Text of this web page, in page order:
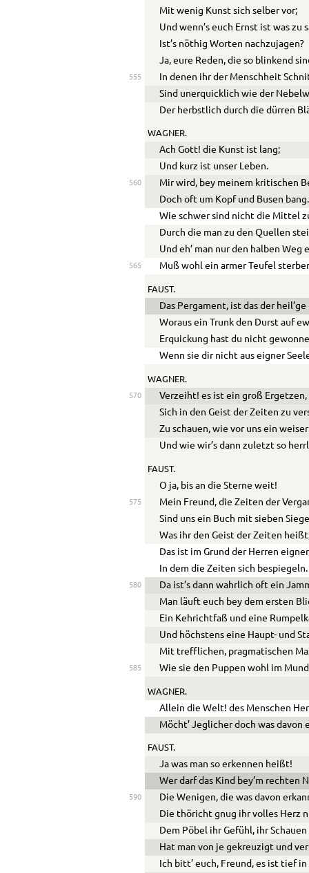
Mit wenig Kunst sich selber vor;
Und wenn’s euch Ernst ist was zu
Ist’s nöthig Worten nachzujagen?
Ja, eure Reden, die so blinkend
555
In denen ihr der Menschheit
Sind unerquicklich wie der
Der herbstlich durch die dürren
WAGNER.
Ach Gott! die Kunst ist lang;
Und kurz ist unser Leben.
560
Mir wird, bey meinem kritischen
Doch oft um Kopf und Busen bang.
Wie schwer sind nicht die Mittel
Durch die man zu den Quellen
Und eh’ man nur den halben Weg
565 Muß wohl ein armer Teufel
FAUST.
Das Pergament, ist das der
Woraus ein Trunk den Durst auf
Erquickung hast du nicht
Wenn sie dir nicht aus eigner
WAGNER.
570
Verzeiht! es ist ein groß Ergetzen,
Sich in den Geist der Zeiten zu
Zu schauen, wie vor uns ein
Und wie wir’s dann zuletzt so
FAUST.
O ja, bis an die Sterne weit!
575
Mein Freund, die Zeiten der
Sind uns ein Buch mit sieben
Was ihr den Geist der Zeiten
Das ist im Grund der Herren
In dem die Zeiten sich bespiegeln.
580
Da ist’s dann wahrlich oft ein
Man läuft euch bey dem ersten
Ein Kehrichtfaß und eine
Und höchstens eine Haupt- und
Mit trefflichen, pragmatischen
585 Wie sie den Puppen wohl im
WAGNER.
Allein die Welt! des Menschen
Möcht’ Jeglicher doch was davon
FAUST.
Ja was man so erkennen heißt!
Wer darf das Kind bey’m rechten
590
Die Wenigen, die was davon
Die thöricht gnug ihr volles Herz
Dem Pöbel ihr Gefühl, ihr
Hat man von je gekreuzigt und
Ich bitt’ euch, Freund, es ist tief